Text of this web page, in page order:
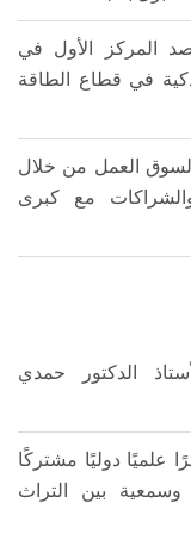
المركز الأول في
ذكية في قطاع الطاقة
العمل من خلال
مع كبرى
الدكتور حمدي
علميًا دوليًا مشتركًا
وسمعية بين التراث